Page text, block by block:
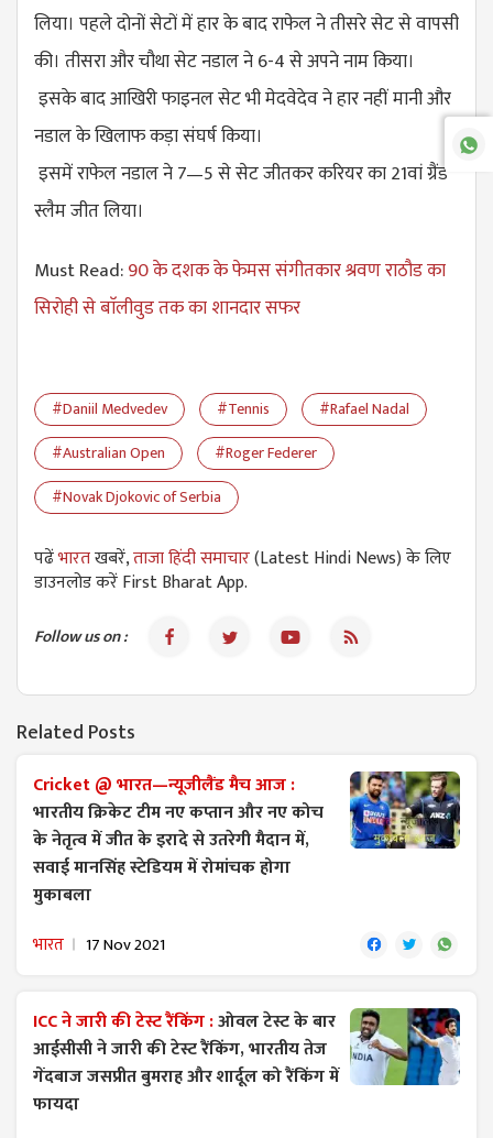
लिया। पहले दोनों सेटों में हार के बाद राफेल ने तीसरे सेट से वापसी
की। तीसरा और चौथा सेट नडाल ने 6-4 से अपने नाम किया।
इसके बाद आखिरी फाइनल सेट भी मेदवेदेव ने हार नहीं मानी और
नडाल के खिलाफ कड़ा संघर्ष किया।
इसमें राफेल नडाल ने 7—5 से सेट जीतकर करियर का 21वां ग्रैंड
स्लैम जीत लिया।
Must Read:90 के दशक के फेमस संगीतकार श्रवण राठौड का
सिरोही से बाॅलीवुड तक का शानदार सफर
#Daniil Medvedev #Tennis
#Rafael Nadal
#Australian Open
#Roger Federer
#Novak Djokovic of Serbia
पढेंभारतखबरें,ताजा हिंदी समाचार(Latest Hindi News) के लिए
डाउनलोड करें First Bharat App.
Follow us on :
Related Posts
Cricket @ भारत—न्यूजीलैंड मैच आज :
भारतीय क्रिकेट टीम नए कप्तान और नए कोच
के नेतृत्व में जीत के इरादे से उतरेगी मैदान में,
सवाई मानसिंह स्टेडियम में रोमांचक होगा
मुकाबला
भारत 17 Nov 2021
ICC ​ने जारी की टेस्ट रैंकिंग :ओवल टेस्ट के बार
आईसीसी ने जारी की टेस्ट रैंकिंग, भारतीय तेज
गेंदबाज जसप्रीत बुमराह और शार्दूल को रैंकिंग में
फायदा